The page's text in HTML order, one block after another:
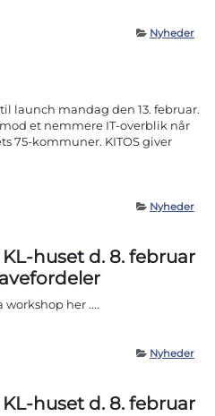
Nyheder
launch mandag den 13. februar.
et nemmere IT-overblik når
75-kommuner. KITOS giver
Nyheder
huset d. 8. februar
workshop her ....
Nyheder
huset d. 8. februar